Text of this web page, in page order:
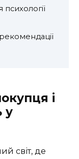
і
у
світ, де